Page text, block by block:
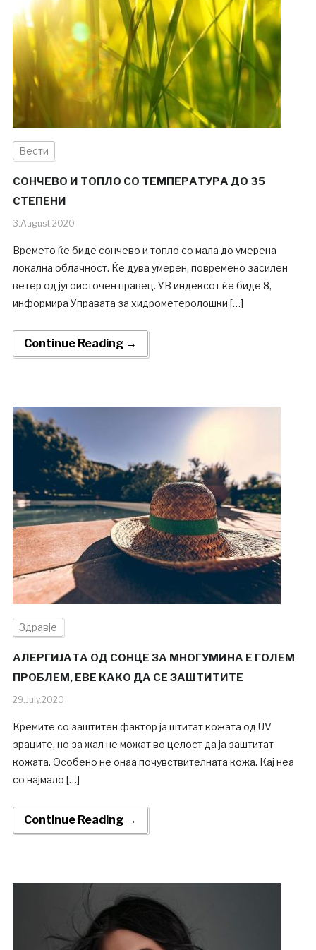
Вести
СОНЧЕВО И ТОПЛО СО ТЕМПЕРАТУРА ДО 35
СТЕПЕНИ
3.August.2020
Времето ќе биде сончево и топло со мала до умерена
локална облачност. Ќе дува умерен, повремено засилен
ветер од југоисточен правец. УВ индексот ќе биде 8,
информира Управата за хидрометеролошки […]
Continue Reading →
Здравје
АЛЕРГИЈАТА ОД СОНЦЕ ЗА МНОГУМИНА Е ГОЛЕМ
ПРОБЛЕМ, ЕВЕ КАКО ДА СЕ ЗАШТИТИТЕ
29.July.2020
Кремите со заштитен фактор ја штитат кожата од UV
зраците, но за жал не можат во целост да ја заштитат
кожата. Особено не онаа почувствителната кожа. Кај неа
со најмало […]
Continue Reading →